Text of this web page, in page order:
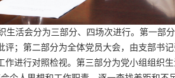
生活会分为三部分、四场次进行。第一部
评；第二部分为全体党员大会，由支部书
作进行对照检视。第三部分为党小组组织